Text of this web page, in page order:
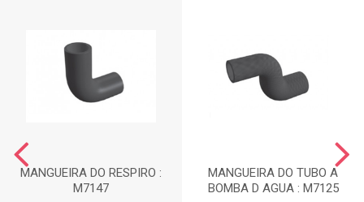
MANGUEIRA DO RESPIRO :
M7147
MANGUEIRA DO TUBO A
BOMBA D AGUA : M7125